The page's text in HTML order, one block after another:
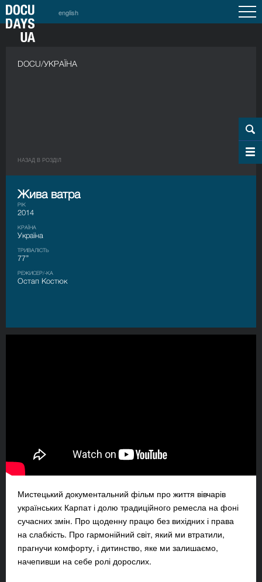
english
DOCU/УКРАЇНА
НАЗАД В РОЗДIЛ
Жива ватра
РІК
2014
КРАЇНА
Україна
ТРИВАЛІСТЬ
77’’
РЕЖИСЕР/-КА
Остап Костюк
Мистецький документальний фільм про життя вівчарів
українських Карпат і долю традиційного ремесла на фоні
сучасних змін. Про щоденну працю без вихідних і права
на слабкість. Про гармонійний світ, який ми втратили,
прагнучи комфорту, і дитинство, яке ми залишаємо,
начепивши на себе ролі дорослих.